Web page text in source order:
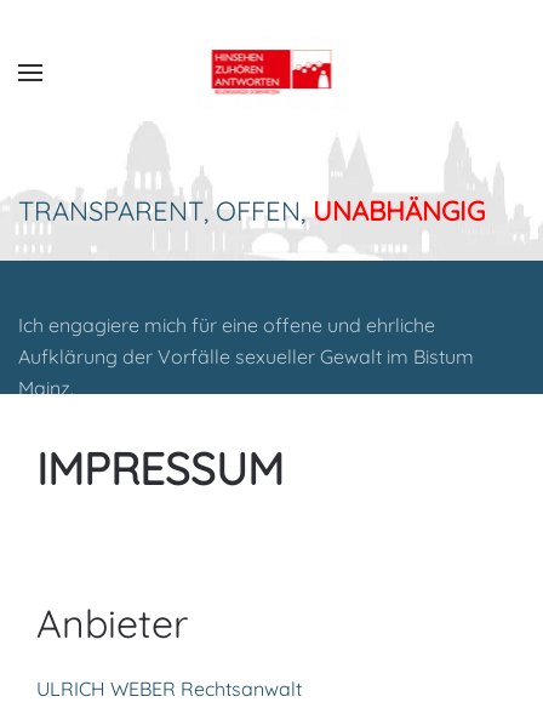
TRANSPARENT, OFFEN,UNABHÄNGIG
Ich engagiere mich für eine offene und ehrliche
Aufklärung der Vorfälle sexueller Gewalt im Bistum
Mainz.
IMPRESSUM
Anbieter
ULRICH WEBER Rechtsanwalt